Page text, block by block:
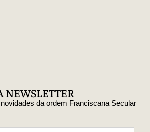
NEWSLETTER
da ordem Franciscana Secular